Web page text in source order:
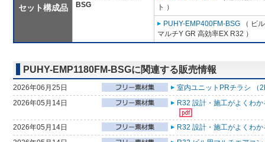
セット構成品
BSG
ト ）
PUHY-EMP400FM-BSG （ ビ
マルチY GR 高効率EX R32 ）
PUHY-EMP1180FM-BSGに関連する販売情報
2026年06月25日
室内ユニットPRチラシ （
2026年05月14日
R32 設計・施工がよくわ
2026年05月14日
R32 設計・施工がよくわ